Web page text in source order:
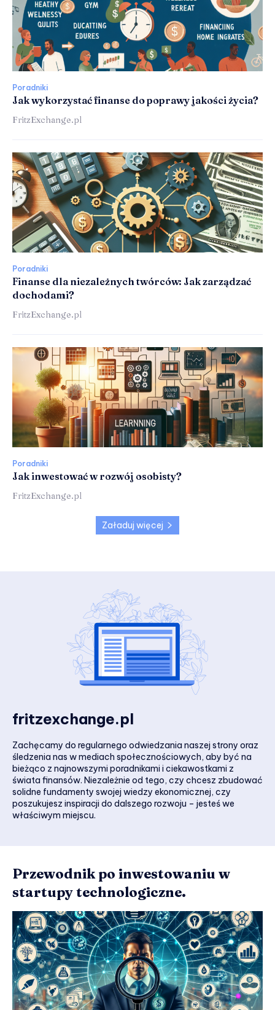
Poradniki
Jak wykorzystać finanse do poprawy jakości życia?
FritzExchange.pl
Poradniki
Finanse dla niezależnych twórców: Jak zarządzać
dochodami?
FritzExchange.pl
Poradniki
Jak inwestować w rozwój osobisty?
FritzExchange.pl
Załaduj więcej
fritzexchange.pl
Zachęcamy do regularnego odwiedzania naszej strony oraz
śledzenia nas w mediach społecznościowych, aby być na
bieżąco z najnowszymi poradnikami i ciekawostkami z
świata finansów. Niezależnie od tego, czy chcesz zbudować
solidne fundamenty swojej wiedzy ekonomicznej, czy
poszukujesz inspiracji do dalszego rozwoju – jesteś we
właściwym miejscu.
Przewodnik po inwestowaniu w
startupy technologiczne.